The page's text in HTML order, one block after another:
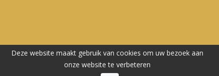
Sociale media
Vind ons ook op Facebook
Deze website maakt gebruik van cookies om uw bezoek aan
onze website te verbeteren